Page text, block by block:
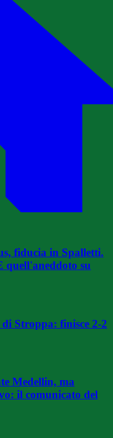
fiducia in Spalletti.
quell'aneddoto su
Stroppa: finisce 2-2
Medellin, ma
il comunicato del